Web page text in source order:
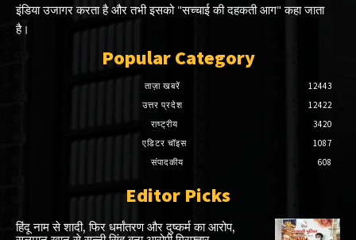
इंडिया उजागर करता है और तभी इसको "सच्चाई की दहकती आग" कहा जाता
है।
Popular Category
ताज़ा खबरें
12443
उत्तर प्रदेश
12422
राष्ट्रीय
3420
एडिटर चॉइस
1087
संपादकीय
608
Editor Picks
हिंदू नाम से शादी, फिर धर्मांतरण और दुष्कर्म का आरोप,